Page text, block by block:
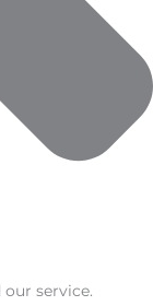
service.